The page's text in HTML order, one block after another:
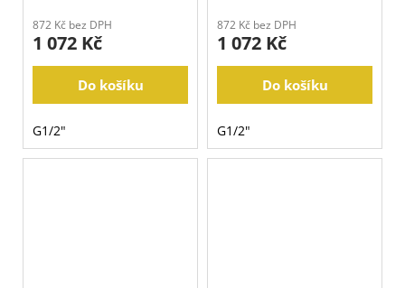
872 Kč bez DPH
1 072 Kč
Do košíku
G1/2"
872 Kč bez DPH
1 072 Kč
Do košíku
G1/2"